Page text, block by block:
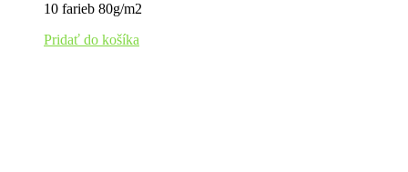
10 farieb 80g/m2
Pridať do košíka